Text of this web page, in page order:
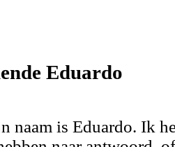
Eduardo
naam is Eduardo. Ik